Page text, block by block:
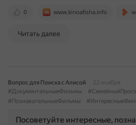
0 www.kinoafisha.info
Читать далее
Вопрос для Поиска с Алисой
22 ноября
#ДокументальныеФильмы
#ПознавательныеФильмы
Посоветуйте интересные,